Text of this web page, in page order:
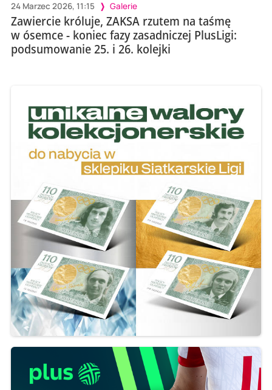
24 Marzec 2026, 11:15 Galerie
Zawiercie króluje, ZAKSA rzutem na taśmę
w ósemce - koniec fazy zasadniczej PlusLigi:
podsumowanie 25. i 26. kolejki